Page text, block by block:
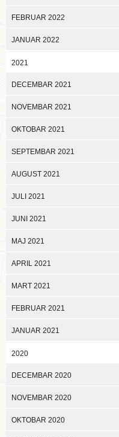
FEBRUAR 2022
JANUAR 2022
2021
DECEMBAR 2021
NOVEMBAR 2021
OKTOBAR 2021
SEPTEMBAR 2021
AUGUST 2021
JULI 2021
JUNI 2021
MAJ 2021
APRIL 2021
MART 2021
FEBRUAR 2021
JANUAR 2021
2020
DECEMBAR 2020
NOVEMBAR 2020
OKTOBAR 2020